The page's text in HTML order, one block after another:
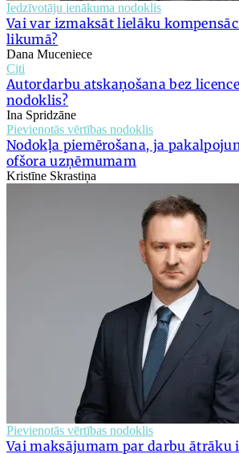
Iedzīvotāju ienākuma nodoklis
Vai var izmaksāt lielāku
likumā?
Dana Muceniece
Citi
Autordarbu atskaņošana bez
nodoklis?
Ina Spridzāne
Pievienotās vērtības nodoklis
Nodokļa piemērošana, ja
ofšora uzņēmumam
Kristīne Skrastiņa
Pievienotās vērtības nodoklis
Vai maksājumam par darbu ātrāku